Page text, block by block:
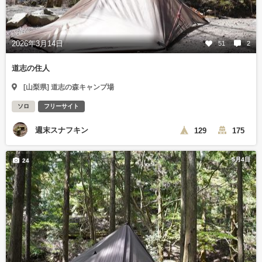
2026年3月14日 51 2
道志の住人
[山梨県] 道志の森キャンプ場
ソロ フリーサイト
週末スナフキン 129 175
5月4日
24